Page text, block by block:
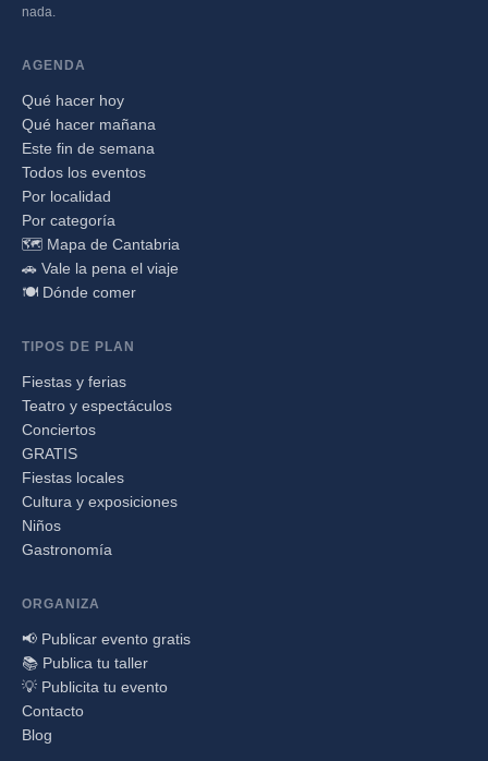
nada.
AGENDA
Qué hacer hoy
Qué hacer mañana
Este fin de semana
Todos los eventos
Por localidad
Por categoría
🗺️ Mapa de Cantabria
🚗 Vale la pena el viaje
🍽️ Dónde comer
TIPOS DE PLAN
Fiestas y ferias
Teatro y espectáculos
Conciertos
GRATIS
Fiestas locales
Cultura y exposiciones
Niños
Gastronomía
ORGANIZA
📢 Publicar evento gratis
📚 Publica tu taller
💡 Publicita tu evento
Contacto
Blog